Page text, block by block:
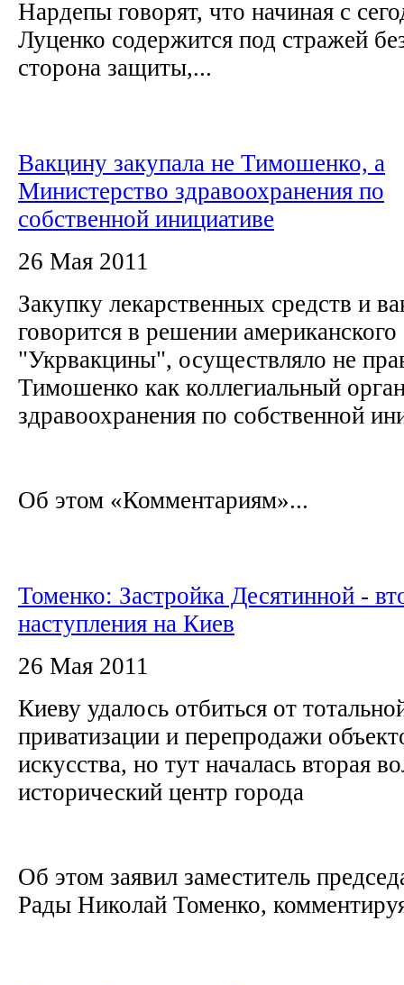
Нардепы говорят, что начиная с
Луценко содержится под стражей
сторона защиты,...
Вакцину закупала не Тимошенко, а
Министерство здравоохранения по
собственной инициативе
26 Мая 2011
Закупку лекарственных средств и
говорится в решении американского
"Укрвакцины", осуществляло не
Тимошенко как коллегиальный
здравоохранения по собственной
Об этом «Комментариям»...
Томенко: Застройка Десятинной -
наступления на Киев
26 Мая 2011
Киеву удалось отбиться от
приватизации и перепродажи
искусства, но тут началась вторая
исторический центр города
Об этом заявил заместитель
Рады Николай Томенко,